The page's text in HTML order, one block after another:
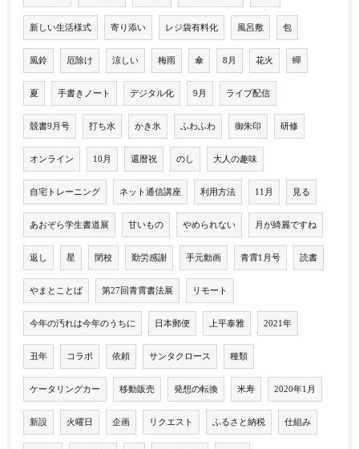
新しい生活様式 寄り添い レジ袋有料化 風呂敷 包
風鈴 厄除け 涼しい 梅雨 傘 8月 花火 蟬
夏 手書きノート デジタル化 9月 ライブ配信
競書9月号 打ち水 かき氷 ふわふわ 御朱印 研修
オンライン 10月 還暦祝 のし 大人の趣味
自宅トレーニング ネット通信講座 利用方法 11月 見る
あおぞら学生書道展 甘いもの やめられない 月が綺麗ですね
返し 星 閉校 勤労感謝 手元動画 青霄1月号 読書
やまとことば 第27回青霄書法展 リモート
今年の汚れは今年のうちに 日本郵便 上平泰雅 2021年
丑年 コラボ 依頼 サンタクロース 種類
ケータリングカー 移動販売 発想の転換 米寿 2020年1月
新設 火曜日 企画 リクエスト ふるさと納税 仕組み